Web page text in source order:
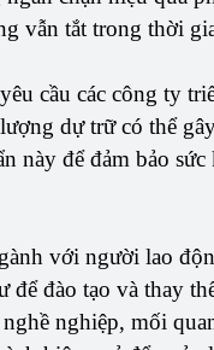
vẫn tắt trong thời
cầu các công ty
dự trữ có thể
này để đảm bảo
với người lao
đào tạo và thay
nghiệp, mối